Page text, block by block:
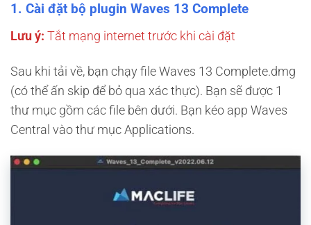
1. Cài đặt bộ plugin Waves 13 Complete
Lưu ý: Tắt mạng internet trước khi cài đặt
Sau khi tải về, bạn chạy file Waves 13 Complete.dmg
(có thể ấn skip để bỏ qua xác thực). Bạn sẽ được 1
thư mục gồm các file bên dưới. Bạn kéo app Waves
Central vào thư mục Applications.